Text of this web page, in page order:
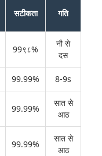
सटीकता गति
99९८%
नौ से
दस
99.99% 8-9s
99.99%
सात से
आठ
99.99%
सात से
आठ